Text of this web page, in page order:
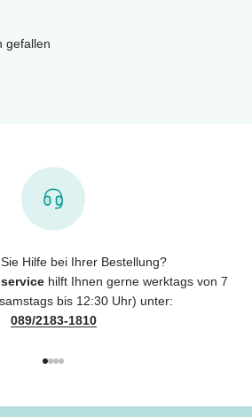
gefallen
Hilfe bei Ihrer Bestellung?
hilft Ihnen gerne werktags von 7
bis 12:30 Uhr) unter:
089/2183-1810